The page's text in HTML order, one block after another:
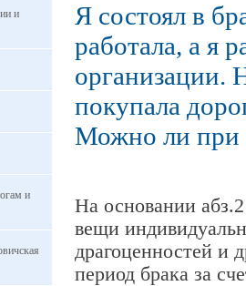
и
и
Я состоял в
работала, а я
организации.
покупала
Можно ли при
На основании
вещи
драгоценностей и
период брака за